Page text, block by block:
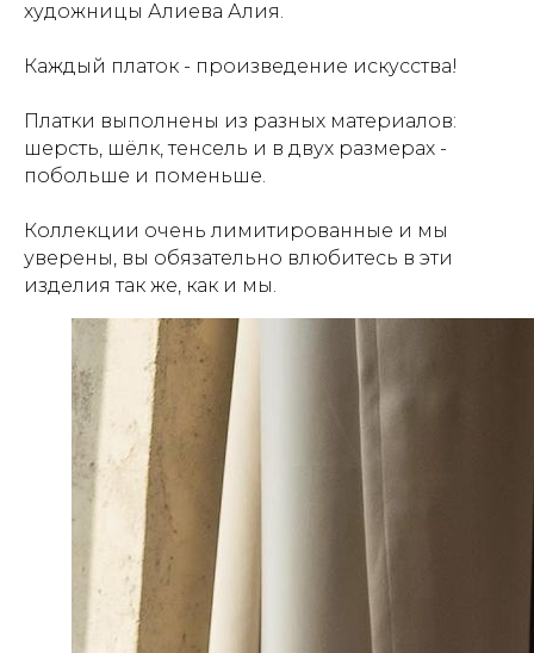
художницы Алиева Алия.
Каждый платок - произведение искусства!
Платки выполнены из разных материалов:
шерсть, шёлк, тенсель и в двух размерах -
побольше и поменьше.
Коллекции очень лимитированные и мы
уверены, вы обязательно влюбитесь в эти
изделия так же, как и мы.